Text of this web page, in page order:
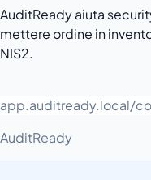
AuditReady aiuta
mettere ordine in
NIS2.
app.auditready.local/
AuditReady